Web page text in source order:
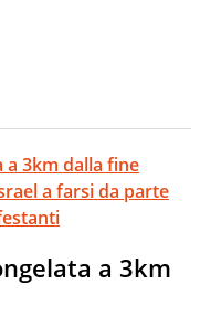
a 3km dalla fine
a farsi da parte
a 3km